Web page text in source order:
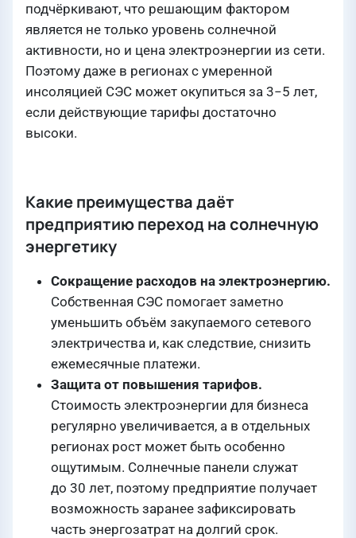
подчёркивают, что решающим фактором
является не только уровень солнечной
активности, но и цена электроэнергии из сети.
Поэтому даже в регионах с умеренной
инсоляцией СЭС может окупиться за 3−5 лет,
если действующие тарифы достаточно
высоки.
Какие преимущества даёт
предприятию переход на солнечную
энергетику
Сокращение расходов на электроэнергию.
Собственная СЭС помогает заметно
уменьшить объём закупаемого сетевого
электричества и, как следствие, снизить
ежемесячные платежи.
Защита от повышения тарифов.
Стоимость электроэнергии для бизнеса
регулярно увеличивается, а в отдельных
регионах рост может быть особенно
ощутимым. Солнечные панели служат
до 30 лет, поэтому предприятие получает
возможность заранее зафиксировать
часть энергозатрат на долгий срок.